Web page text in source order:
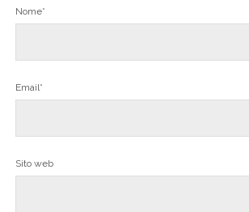
Nome*
Email*
Sito web